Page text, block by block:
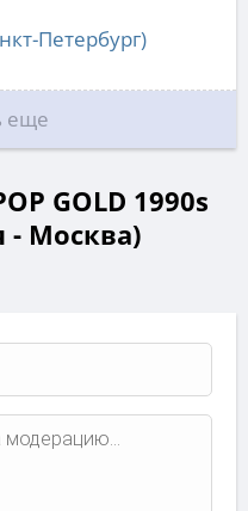
Петербург)
еще
GOLD 1990s
- Москва)